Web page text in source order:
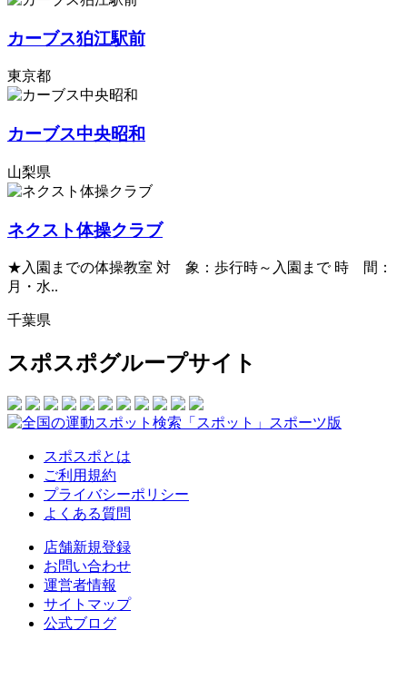
カーブス狛江駅前
東京都
カーブス中央昭和
山梨県
ネクスト体操クラブ
★入園までの体操教室 対 象：歩行時～入園まで 時 間：
月・水..
千葉県
スポスポグループサイト
スポスポとは
ご利用規約
プライバシーポリシー
よくある質問
店舗新規登録
お問い合わせ
運営者情報
サイトマップ
公式ブログ